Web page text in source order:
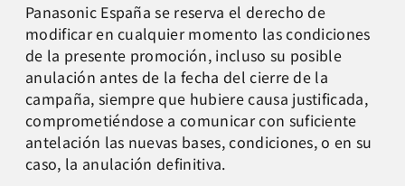
Panasonic España se reserva el derecho de
modificar en cualquier momento las condiciones
de la presente promoción, incluso su posible
anulación antes de la fecha del cierre de la
campaña, siempre que hubiere causa justificada,
comprometiéndose a comunicar con suficiente
antelación las nuevas bases, condiciones, o en su
caso, la anulación definitiva.